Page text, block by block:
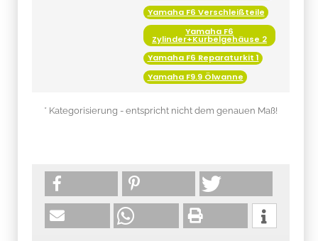
Yamaha F6 Verschleißteile
Yamaha F6
Zylinder+Kurbelgehäuse 2
Yamaha F6 Reparaturkit 1
Yamaha F9.9 Ölwanne
* Kategorisierung - entspricht nicht dem genauen Maß!